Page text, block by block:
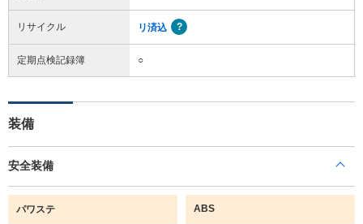
リサイクル リ済込
定期点検記録簿 ○
装備
安全装備
パワステ ABS